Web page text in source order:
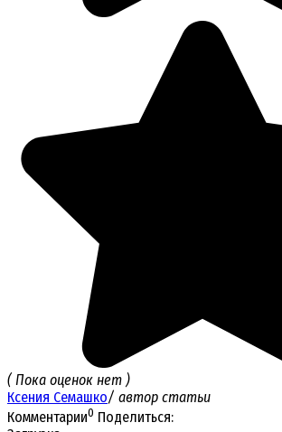
( Пока оценок нет )
Ксения Семашко/ автор статьи
Комментарии0 Поделиться: